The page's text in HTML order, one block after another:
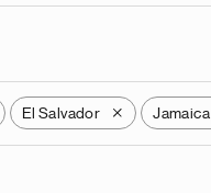
El Salvador X Jamaica